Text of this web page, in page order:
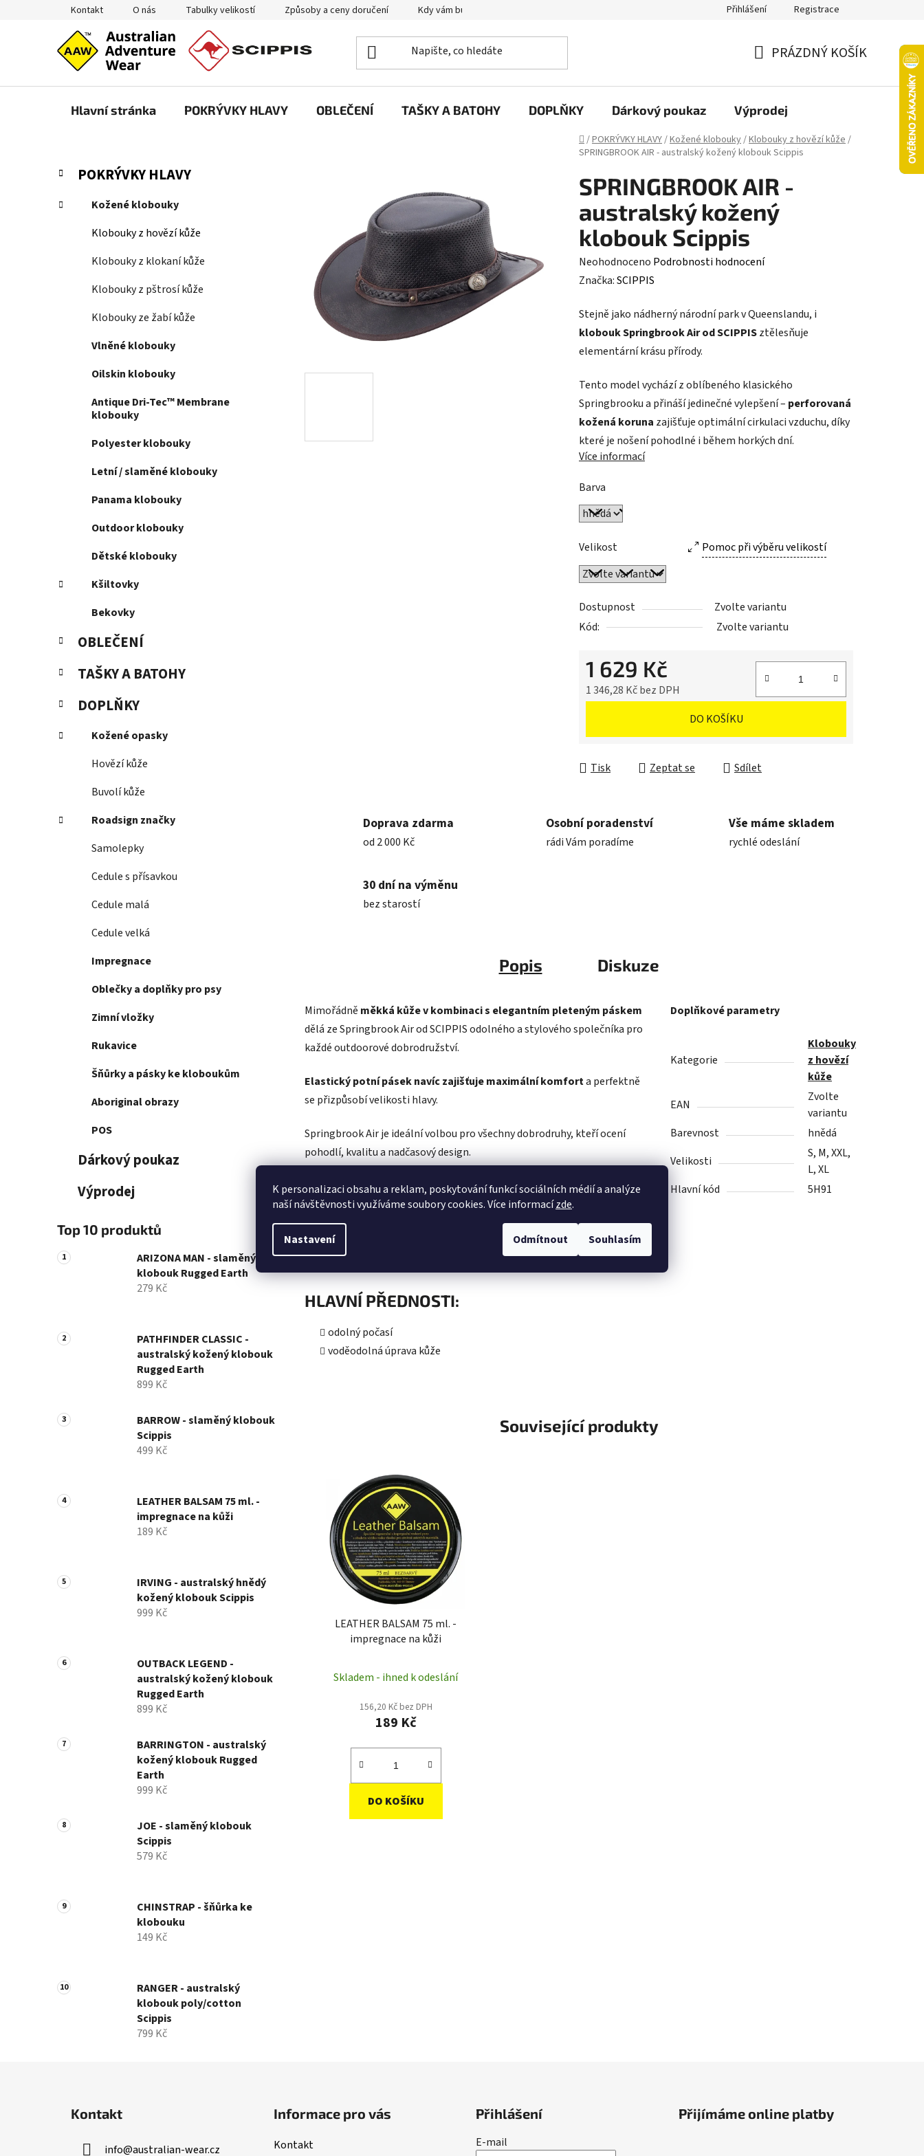
K personalizaci obsahu a reklam, poskytování funkcí sociálních médií a analýze
naší návštěvnosti využíváme soubory cookies. Více informacízde.
Nastavení Odmítnout Souhlasím
Kontakt O nás Tabulky velikostí Způsoby a ceny doručení Kdy vám bude zboží doručené? Výměna zboží nebo vrácení ve 14denní lhůtě Platba objednávky kartou
Přihlášení Registrace
KOŠÍK
PRÁZDNÝ KOŠÍK
Hlavní stránka POKRÝVKY HLAVY OBLEČENÍ TAŠKY A BATOHY DOPLŇKY Dárkový poukaz Výprodej
Domů
/POKRÝVKY HLAVY/Kožené klobouky/Klobouky z hovězí kůže/
SPRINGBROOK AIR - australský kožený klobouk Scippis
P
s
Přeskočit
kategorie
K
a
e
POKRÝVKY HLAVY
Kožené klobouky
Klobouky z hovězí kůže
Klobouky z klokaní kůže
Klobouky z pštrosí kůže
Klobouky ze žabí kůže
Vlněné klobouky
Oilskin klobouky
Antique Dri-Tec™ Membrane
klobouky
Polyester klobouky
Letní / slaměné klobouky
Panama klobouky
Outdoor klobouky
Dětské klobouky
Kšiltovky
Bekovky
OBLEČENÍ
TAŠKY A BATOHY
DOPLŇKY
Kožené opasky
Hovězí kůže
Buvolí kůže
Roadsign značky
Samolepky
Cedule s přísavkou
Cedule malá
Cedule velká
Impregnace
Oblečky a doplňky pro psy
Zimní vložky
Rukavice
Šňůrky a pásky ke kloboukům
Aboriginal obrazy
POS
Dárkový poukaz
Výprodej
Top 10 produktů
ARIZONA MAN - slaměný
klobouk Rugged Earth
279 Kč
PATHFINDER CLASSIC -
australský kožený klobouk
Rugged Earth
899 Kč
BARROW - slaměný klobouk
Scippis
499 Kč
LEATHER BALSAM 75 ml. -
impregnace na kůži
189 Kč
IRVING - australský hnědý
kožený klobouk Scippis
999 Kč
OUTBACK LEGEND -
australský kožený klobouk
Rugged Earth
899 Kč
BARRINGTON - australský
kožený klobouk Rugged
Earth
999 Kč
JOE - slaměný klobouk
Scippis
579 Kč
CHINSTRAP - šňůrka ke
klobouku
149 Kč
RANGER - australský
klobouk poly/cotton
Scippis
799 Kč
SPRINGBROOK AIR -
australský kožený
klobouk Scippis
Průměrné
hodnocení
je
0,0
z
hvězdiček.
Neohodnoceno Podrobnosti hodnocení
Značka:SCIPPIS
Stejně jako nádherný národní park v Queenslandu, i
klobouk Springbrook Air od SCIPPISztělesňuje
elementární krásu přírody.
Tento model vychází z oblíbeného klasického
Springbrooku a přináší jedinečné vylepšení – perforovaná
kožená koruna zajišťuje optimální cirkulaci vzduchu, díky
které je nošení pohodlné i během horkých dní.
Více informací
Barva
Velikost Pomoc při výběru velikostí
Dostupnost
Zvolte variantu
Kód:
Zvolte variantu
1 629 Kč
1 346,28 Kč bez DPH
DO KOŠÍKU
Tisk Zeptat se Sdílet
Doprava zdarma
od 2 000 Kč
Osobní poradenství
rádi Vám poradíme
Vše máme skladem
rychlé odeslání
30 dní na výměnu
bez starostí
Popis Diskuze
Mimořádně měkká kůže v kombinaci s elegantním pleteným páskem
dělá ze Springbrook Air od SCIPPIS odolného a stylového společníka pro
každé outdoorové dobrodružství.
Elastický potní pásek navíc zajišťuje maximální komforta perfektně
se přizpůsobí velikosti hlavy.
Springbrook Air je ideální volbou pro všechny dobrodruhy, kteří ocení
pohodlí, kvalitu a nadčasový design.
šířka krempy: cca 6,5 cm
výška koruny: cca 10 cm
MATERIÁL:
HLAVNÍ PŘEDNOSTI:
odolný počasí
voděodolná úprava kůže
Doplňkové parametry
Kategorie
Klobouky
z hovězí
kůže
EAN
Zvolte
variantu
Barevnost
hnědá
Velikosti
S, M, XXL,
L, XL
Hlavní kód
5H91
Související produkty
LEATHER BALSAM 75 ml. -
impregnace na kůži
Skladem - ihned k odeslání
156,20 Kč bez DPH
189 Kč
DO KOŠÍKU
Kontakt
info@australian-wear.cz
Informace pro vás
Kontakt
Přihlášení
E-mail
Přijímáme online platby